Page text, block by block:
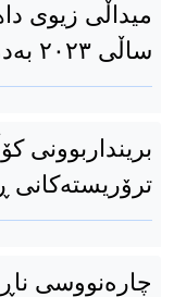
میداڵی زیوی
ساڵی ٢٠٢٣ بەدەستهێنا
برینداربوونی
ترۆریستەکانی
چارەنووسی